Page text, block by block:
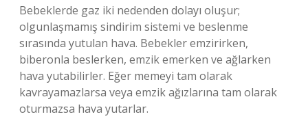
Bebeklerde gaz iki nedenden dolayı oluşur;
olgunlaşmamış sindirim sistemi ve beslenme
sırasında yutulan hava. Bebekler emzirirken,
biberonla beslerken, emzik emerken ve ağlarken
hava yutabilirler. Eğer memeyi tam olarak
kavrayamazlarsa veya emzik ağızlarına tam olarak
oturmazsa hava yutarlar.